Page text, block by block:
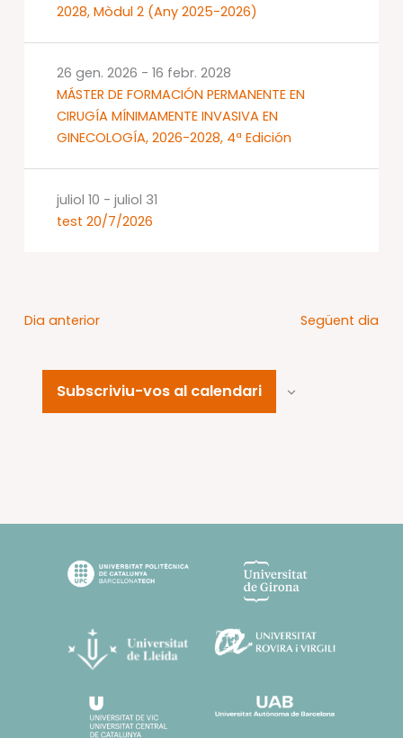
2028, Mòdul 2 (Any 2025-2026)
MÁSTER DE FORMACIÓN PERMANENTE EN
CIRUGÍA MÍNIMAMENTE INVASIVA EN
GINECOLOGÍA, 2026-2028, 4ª Edición
26 gen. 2026 - 16 febr. 2028
test 20/7/2026
juliol 10 - juliol 31
Dia anterior Següent dia
Subscriviu-vos al calendari